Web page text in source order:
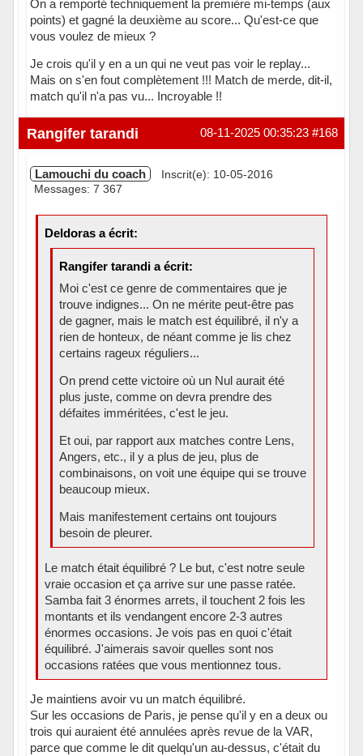
On a remporté techniquement la première mi-temps (aux
points) et gagné la deuxième au score... Qu'est-ce que
vous voulez de mieux ?
Je crois qu'il y en a un qui ne veut pas voir le replay...
Mais on s'en fout complètement !!! Match de merde, dit-il,
match qu'il n'a pas vu... Incroyable !!
Hors ligne #168
08-11-2025 00:35:23
Rangifer tarandi
Lamouchi du coach
Inscrit(e): 10-05-2016
Messages: 7 367
Deldoras a écrit:
Rangifer tarandi a écrit:
Moi c'est ce genre de commentaires que je
trouve indignes... On ne mérite peut-être pas
de gagner, mais le match est équilibré, il n'y a
rien de honteux, de néant comme je lis chez
certains rageux réguliers...
On prend cette victoire où un Nul aurait été
plus juste, comme on devra prendre des
défaites imméritées, c'est le jeu.
Et oui, par rapport aux matches contre Lens,
Angers, etc., il y a plus de jeu, plus de
combinaisons, on voit une équipe qui se trouve
beaucoup mieux.
Mais manifestement certains ont toujours
besoin de pleurer.
Le match était équilibré ? Le but, c'est notre seule
vraie occasion et ça arrive sur une passe ratée.
Samba fait 3 énormes arrets, il touchent 2 fois les
montants et ils vendangent encore 2-3 autres
énormes occasions. Je vois pas en quoi c'était
équilibré. J'aimerais savoir quelles sont nos
occasions ratées que vous mentionnez tous.
Je maintiens avoir vu un match équilibré.
Sur les occasions de Paris, je pense qu'il y en a deux ou
trois qui auraient été annulées après revue de la VAR,
parce que comme le dit quelqu'un au-dessus, c'était du